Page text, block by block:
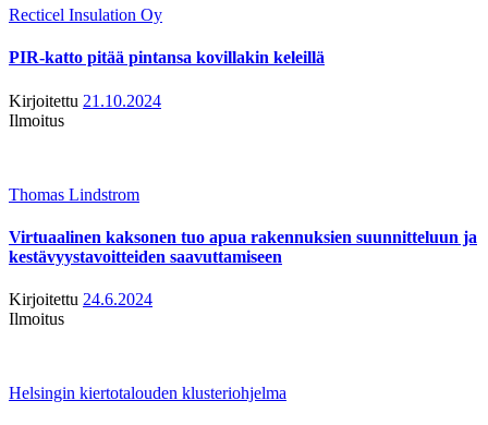
Recticel Insulation Oy
PIR-katto pitää pintansa kovillakin keleillä
Kirjoitettu 21.10.2024
Ilmoitus
Thomas Lindstrom
Virtuaalinen kaksonen tuo apua rakennuksien suunnitteluun ja
kestävyystavoitteiden saavuttamiseen
Kirjoitettu 24.6.2024
Ilmoitus
Helsingin kiertotalouden klusteriohjelma